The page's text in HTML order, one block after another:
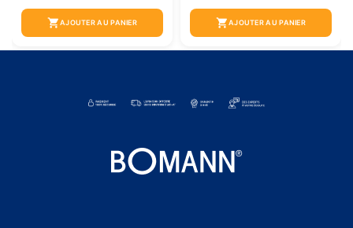
shopping_cartAJOUTER AU PANIER shopping_cartAJOUTER AU PANIER